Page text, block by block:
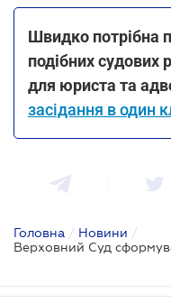
Швидко потрібна
подібних судових
для юриста та
засідання в один
Головна / Новини /